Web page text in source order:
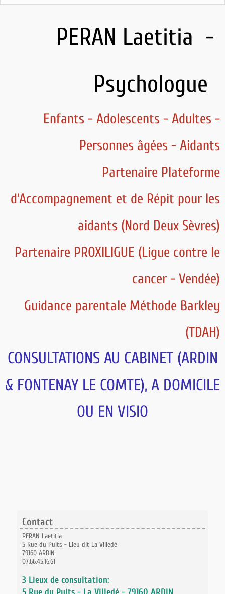
PERAN Laetitia -
Psychologue
Enfants - Adolescents - Adultes -
Personnes âgées - Aidants
Partenaire Plateforme
d'Accompagnement et de Répit pour les
aidants (Nord Deux Sèvres)
Partenaire PROXILIGUE (Ligue contre le
cancer - Vendée)
Guidance parentale Méthode Barkley
(TDAH)
CONSULTATIONS AU CABINET (ARDIN
& FONTENAY LE COMTE), A DOMICILE
OU EN VISIO
Contact
PERAN Laetitia
5 Rue du Puits - Lieu dit La Villedé
79160 ARDIN
07.66.45.16.61
3 Lieux de consultation: